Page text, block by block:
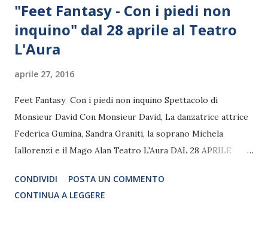
"Feet Fantasy - Con i piedi non
inquino" dal 28 aprile al Teatro
L'Aura
aprile 27, 2016
Feet Fantasy Con i piedi non inquino Spettacolo di
Monsieur David Con Monsieur David, La danzatrice attrice
Federica Gumina, Sandra Graniti, la soprano Michela
Iallorenzi e il Mago Alan Teatro L'Aura DAL 28 APRILE
CONDIVIDI
POSTA UN COMMENTO
CONTINUA A LEGGERE